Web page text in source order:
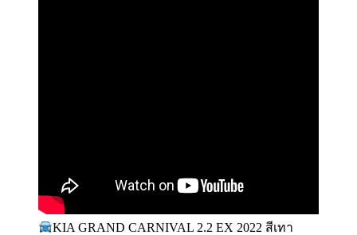
KIA GRAND CARNIVAL 2.2 EX 2022 สีเทา